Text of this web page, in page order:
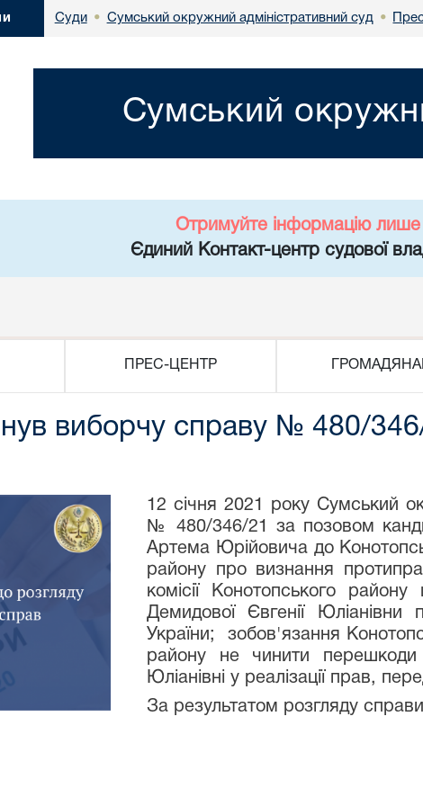
Суди • Сумський окружний адміністративний суд •
Сумський
Отримуйте інформацію лише
Єдиний Контакт-центр судової
ПРЕС-ЦЕНТР
виборчу справу № 480/
12 січня 2021 року Сумський
№ 480/346/21 за позовом
Артема Юрійовича до
району про визнання
комісії Конотопського
Демидової Євгенії
України; зобов'язання
району не чинити перешкоди
Юліанівні у реалізації прав,
За результатом розгляду